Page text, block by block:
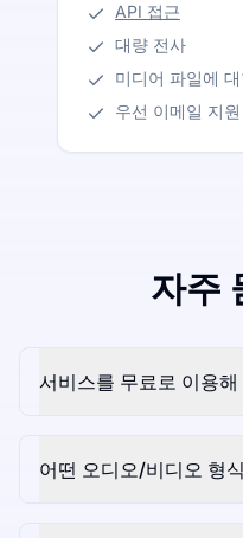
API 접근
대량 전사
미디어 파일에
우선 이메일 지원
자주
서비스를 무료로 이용
어떤 오디오/비디오 형